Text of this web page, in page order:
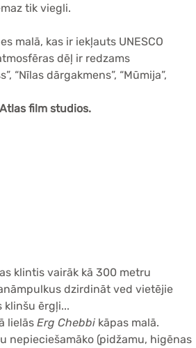
tik viegli.
malā, kas ir iekļauts UNESCO
dēļ ir redzams
“Nīlas dārgakmens”, “Mūmija”,
Atlas film studios.
klintis vairāk kā 300 metru
dzirdināt ved vietējie
klinšu ērgļi...
lielās Erg Chebbi kāpas malā.
nepieciešamāko (pidžamu, higēnas